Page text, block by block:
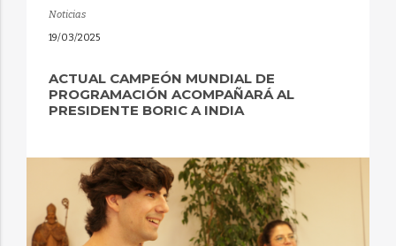
Noticias
19/03/2025
ACTUAL CAMPEÓN MUNDIAL DE
PROGRAMACIÓN ACOMPAÑARÁ AL
PRESIDENTE BORIC A INDIA